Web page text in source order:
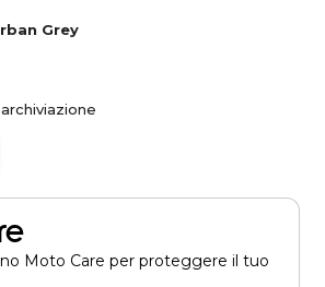
Grey
Moto Care per proteggere il tuo